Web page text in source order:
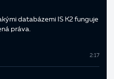
databázemi IS K2 funguje
práva.
2:17